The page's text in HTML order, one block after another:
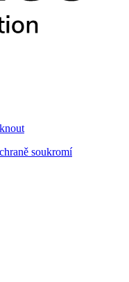
soukromí